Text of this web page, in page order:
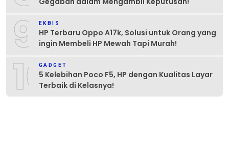
9 EKBIS
HP Terbaru Oppo A17k, Solusi untuk Orang yang
ingin Membeli HP Mewah Tapi Murah!
10GADGET
5 Kelebihan Poco F5, HP dengan Kualitas Layar
Terbaik di Kelasnya!